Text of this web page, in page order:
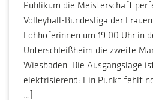
Publikum die Meisterschaft
Volleyball-Bundesliga der
Lohhoferinnen um 19.00 Uhr in
Unterschleißheim die zweite
Wiesbaden. Die Ausgangslage
elektrisierend: Ein Punkt fehlt
…]